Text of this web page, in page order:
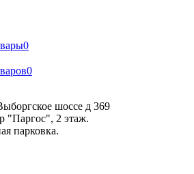
0
0
шоссе д 369
"Паргос", 2 этаж.
парковка.